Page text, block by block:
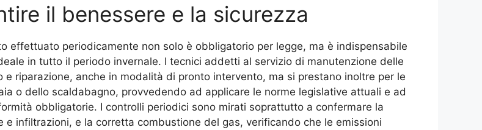
il benessere e la sicurezza
effettuato periodicamente non solo è obbligatorio per legge, ma è indispensabile
in tutto il periodo invernale. I tecnici addetti al servizio di manutenzione delle
riparazione, anche in modalità di pronto intervento, ma si prestano inoltre per le
o dello scaldabagno, provvedendo ad applicare le norme legislative attuali e ad
obbligatorie. I controlli periodici sono mirati soprattutto a confermare la
e infiltrazioni, e la corretta combustione del gas, verificando che le emissioni